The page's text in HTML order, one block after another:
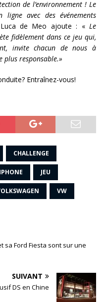
de l’environnement ! Le
avec des événements
de Meo ajoute : «Le
fidèlement dans ce jeu qui,
invite chacun de nous à
responsable.»
Entraînez-vous!
CHALLENGE
IPHONE JEU
VW
sa Ford Fiesta sont sur une
SUIVANT
DS en Chine